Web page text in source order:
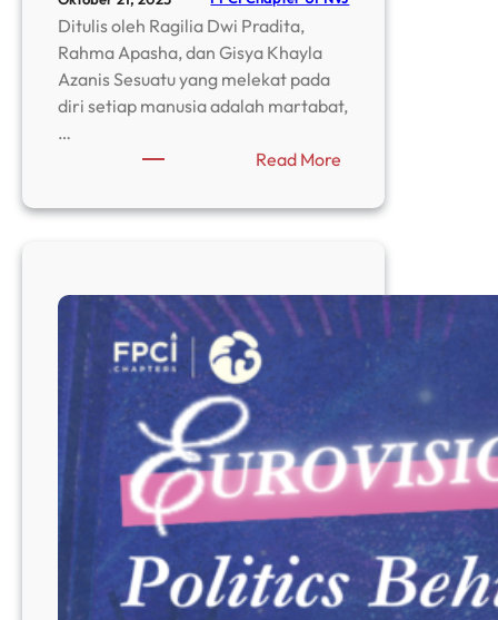
Ditulis oleh Ragilia Dwi Pradita,
Rahma Apasha, dan Gisya Khayla
Azanis Sesuatu yang melekat pada
diri setiap manusia adalah martabat,
…
Read More
yang
Jaringan:
Lenyapnya
Martabat
Perdagangan
di
Kamboja